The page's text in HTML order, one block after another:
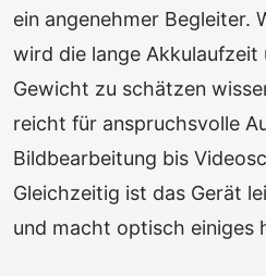
ein angenehmer Begleiter.
wird die lange Akkulaufzeit
Gewicht zu schätzen
reicht für anspruchsvolle
Bildbearbeitung bis
Gleichzeitig ist das Gerät
und macht optisch einiges